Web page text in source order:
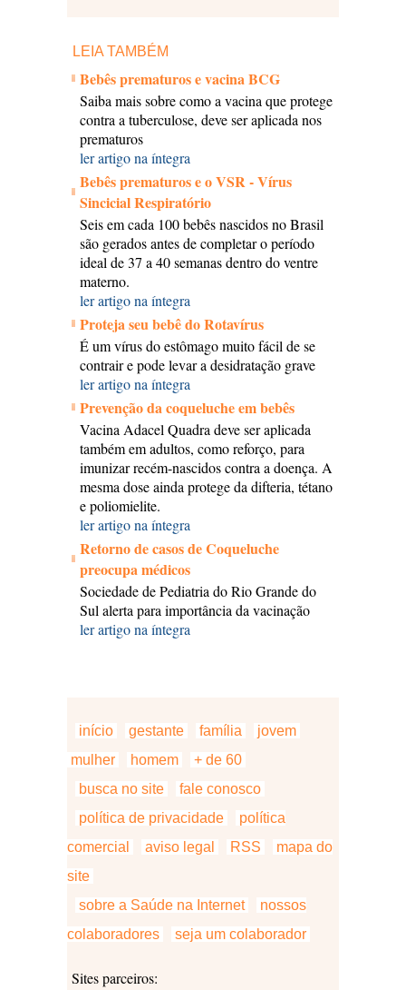
LEIA TAMBÉM
Bebês prematuros e vacina BCG
Saiba mais sobre como a vacina que protege
contra a tuberculose, deve ser aplicada nos
prematuros
ler artigo na íntegra
Bebês prematuros e o VSR - Vírus
Sincicial Respiratório
Seis em cada 100 bebês nascidos no Brasil
são gerados antes de completar o período
ideal de 37 a 40 semanas dentro do ventre
materno.
ler artigo na íntegra
Proteja seu bebê do Rotavírus
É um vírus do estômago muito fácil de se
contrair e pode levar a desidratação grave
ler artigo na íntegra
Prevenção da coqueluche em bebês
Vacina Adacel Quadra deve ser aplicada
também em adultos, como reforço, para
imunizar recém-nascidos contra a doença. A
mesma dose ainda protege da difteria, tétano
e poliomielite.
ler artigo na íntegra
Retorno de casos de Coqueluche
preocupa médicos
Sociedade de Pediatria do Rio Grande do
Sul alerta para importância da vacinação
ler artigo na íntegra
início gestante família
jovem
mulher
homem
+ de 60
busca no site
fale conosco
política de privacidade
política
comercial
aviso legal RSS
mapa do
site
sobre a Saúde na Internet
nossos
colaboradores
seja um colaborador
Sites parceiros: